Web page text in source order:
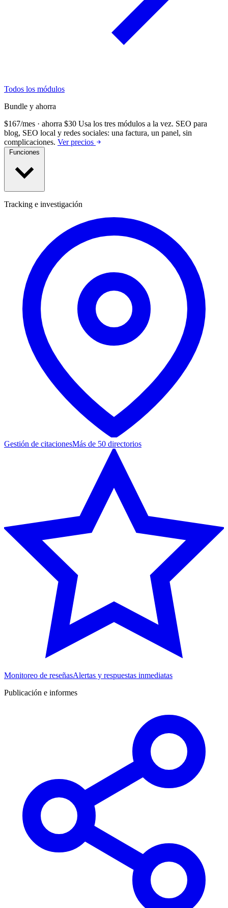
Todos los módulos
Bundle y ahorra
$167/mes · ahorra $30 Usa los tres módulos a la vez. SEO para
blog, SEO local y redes sociales: una factura, un panel, sin
complicaciones. Ver precios
Tracking e investigación
Gestión de citacionesMás de 50 directorios
Monitoreo de reseñasAlertas y respuestas inmediatas
Publicación e informes